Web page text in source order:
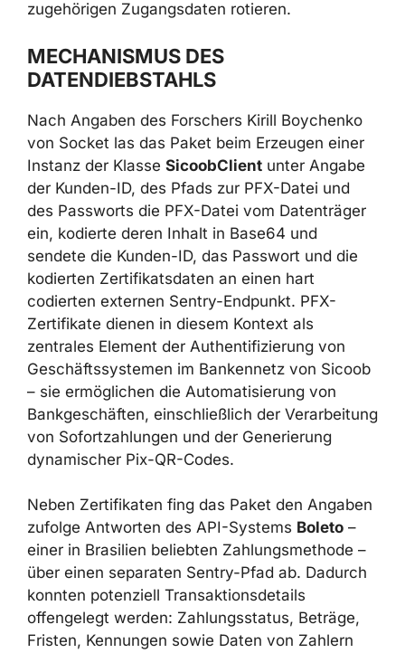
umgehend widerrufen und sämtliche
MECHANISMUS DES
Nach Angaben des Forschers Kirill Boychenko
von Socket las das Paket beim Erzeugen einer
Instanz der Klasse SicoobClientunter
Angabe der Kunden-ID, des Pfads zur PFX-
Datei und des Passworts die PFX-Datei vom
Datenträger ein, kodierte deren Inhalt in
Base64 und sendete die Kunden-ID, das
Passwort und die kodierten Zertifikatsdaten
an einen hart codierten externen Sentry-
Endpunkt. PFX-Zertifikate dienen in diesem
Kontext als zentrales Element der
Authentifizierung von Geschäftssystemen im
Bankennetz von Sicoob – sie ermöglichen die
Automatisierung von Bankgeschäften,
einschließlich der Verarbeitung von
dynamischer Pix-QR-Codes.
Neben Zertifikaten fing das Paket den
Angaben zufolge Antworten des API-Systems
Boleto– einer in Brasilien beliebten
Zahlungsmethode – über einen separaten
Sentry-Pfad ab. Dadurch konnten potenziell